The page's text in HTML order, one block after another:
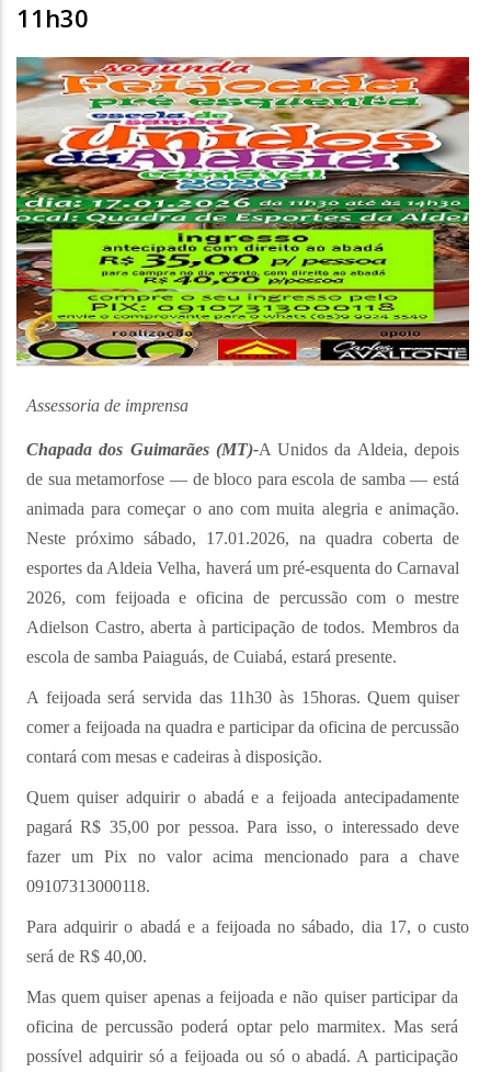
11h30
Assessoria de imprensa
Chapada dos Guimarães (MT)-A Unidos da Aldeia, depois
de sua metamorfose — de bloco para escola de samba — está
animada para começar o ano com muita alegria e animação.
Neste próximo sábado, 17.01.2026, na quadra coberta de
esportes da Aldeia Velha, haverá um pré-esquenta do Carnaval
2026, com feijoada e oficina de percussão com o mestre
Adielson Castro, aberta à participação de todos. Membros da
escola de samba Paiaguás, de Cuiabá, estará presente.
A feijoada será servida das 11h30 às 15horas. Quem quiser
comer a feijoada na quadra e participar da oficina de percussão
contará com mesas e cadeiras à disposição.
Quem quiser adquirir o abadá e a feijoada antecipadamente
pagará R$ 35,00 por pessoa. Para isso, o interessado deve
fazer um Pix no valor acima mencionado para a chave
09107313000118.
Para adquirir o abadá e a feijoada no sábado, dia 17, o custo
será de R$ 40,00.
Mas quem quiser apenas a feijoada e não quiser participar da
oficina de percussão poderá optar pelo marmitex. Mas será
possível adquirir só a feijoada ou só o abadá. A participação